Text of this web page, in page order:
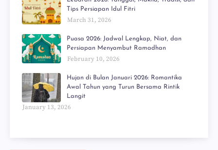
Tips Persiapan Idul Fitri
March 31, 2026
Puasa 2026: Jadwal Lengkap, Niat, dan
Persiapan Menyambut Ramadhan
February 10, 2026
Hujan di Bulan Januari 2026: Romantika
Awal Tahun yang Turun Bersama Rintik
Langit
January 13, 2026